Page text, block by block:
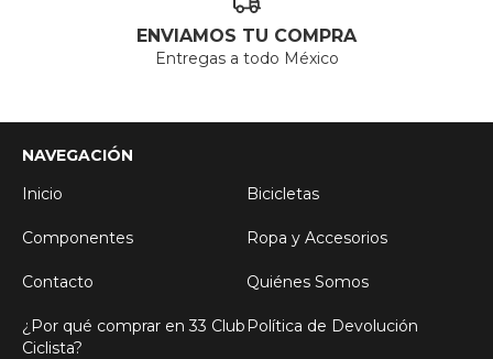
ENVIAMOS TU COMPRA
Entregas a todo México
NAVEGACIÓN
Inicio
Bicicletas
Componentes Ropa y Accesorios
Contacto Quiénes Somos
¿Por qué comprar en 33 Club
Ciclista?
Política de Devolución